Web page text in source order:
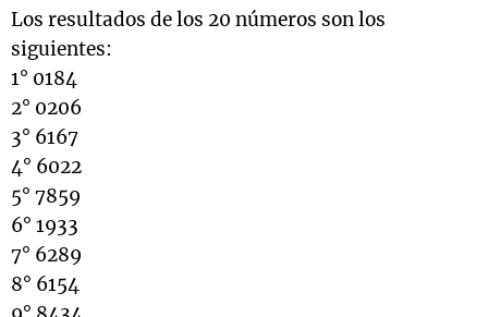
Los resultados de los 20 números son los
siguientes:
1° 0184
2° 0206
3° 6167
4° 6022
5° 7859
6° 1933
7° 6289
8° 6154